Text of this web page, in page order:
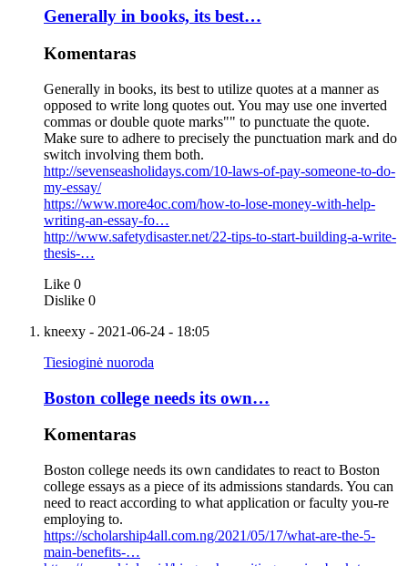
Generally in books, its best…
Komentaras
Generally in books, its best to utilize quotes at a manner as
opposed to write long quotes out. You may use one inverted
commas or double quote marks"" to punctuate the quote.
Make sure to adhere to precisely the punctuation mark and do
switch involving them both.
http://sevenseasholidays.com/10-laws-of-pay-someone-to-do-
my-essay/
https://www.more4oc.com/how-to-lose-money-with-help-
writing-an-essay-fo…
http://www.safetydisaster.net/22-tips-to-start-building-a-write-
thesis-…
Like 0
Dislike 0
kneexy - 2021-06-24 - 18:05
Tiesioginė nuoroda
Boston college needs its own…
Komentaras
Boston college needs its own candidates to react to Boston
college essays as a piece of its admissions standards. You can
need to react according to what application or faculty you-re
employing to.
https://scholarship4all.com.ng/2021/05/17/what-are-the-5-
main-benefits-…